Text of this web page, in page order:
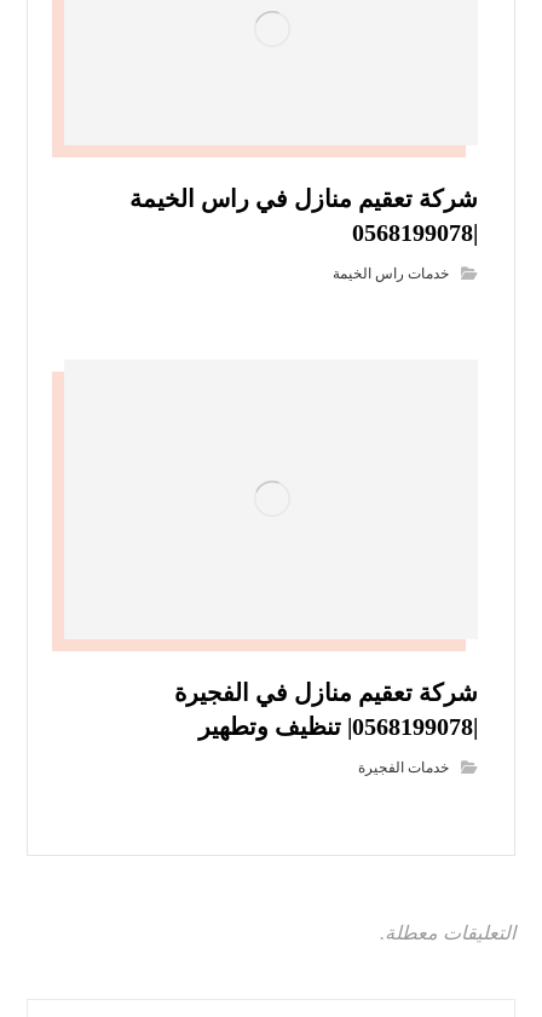
شركة تعقيم منازل في راس الخيمة
|0568199078
خدمات راس الخيمة
شركة تعقيم منازل في الفجيرة
|0568199078| تنظيف وتطهير
خدمات الفجيرة
التعليقات معطلة.